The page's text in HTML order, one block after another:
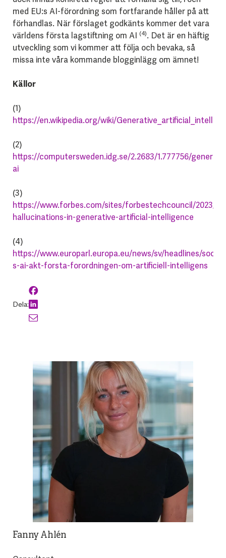
med EU:s AI-förordning som fortfarande håller på att
förhandlas. När förslaget godkänts kommer det vara
världens första lagstiftning om AI (4). Det är en häftig
utveckling som vi kommer att följa och bevaka, så
missa inte våra kommande blogginlägg om ämnet!
Källor
(1)
https://en.wikipedia.org/wiki/
(2)
https://computersweden.idg.se/2.2683/1.777756/
ai
(3)
https://www.forbes.com/sites/forbestechcouncil/2023/
hallucinations-in-generative-artificial-intelligence
(4)
https://www.europarl.europa.eu/news/sv/headlines/
s-ai-akt-forsta-forordningen-om-artificiell-intelligens
Dela:
Fanny Ahlén